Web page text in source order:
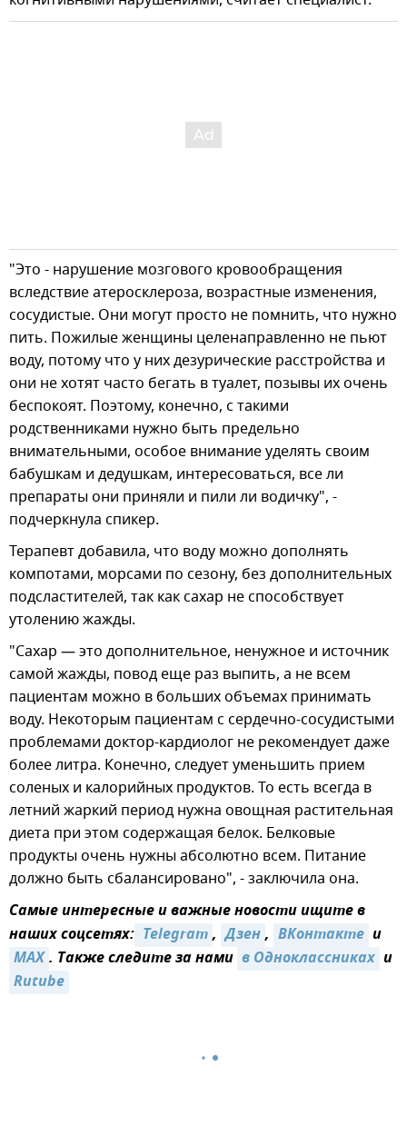
"Это - нарушение мозгового кровообращения
вследствие атеросклероза, возрастные изменения,
сосудистые. Они могут просто не помнить, что нужно
пить. Пожилые женщины целенаправленно не пьют
воду, потому что у них дезурические расстройства и
они не хотят часто бегать в туалет, позывы их очень
беспокоят. Поэтому, конечно, с такими
родственниками нужно быть предельно
внимательными, особое внимание уделять своим
бабушкам и дедушкам, интересоваться, все ли
препараты они приняли и пили ли водичку", -
подчеркнула спикер.
Терапевт добавила, что воду можно дополнять
компотами, морсами по сезону, без дополнительных
подсластителей, так как сахар не способствует
утолению жажды.
"Сахар — это дополнительное, ненужное и источник
самой жажды, повод еще раз выпить, а не всем
пациентам можно в больших объемах принимать
воду. Некоторым пациентам с сердечно-сосудистыми
проблемами доктор-кардиолог не рекомендует даже
более литра. Конечно, следует уменьшить прием
соленых и калорийных продуктов. То есть всегда в
летний жаркий период нужна овощная растительная
диета при этом содержащая белок. Белковые
продукты очень нужны абсолютно всем. Питание
должно быть сбалансировано", - заключила она.
Самые интересные и важные новости ищите в
наших соцсетях: Telegram, Дзен, ВКонтакте и
MAX. Также следите за нами в Одноклассниках и
Rutube